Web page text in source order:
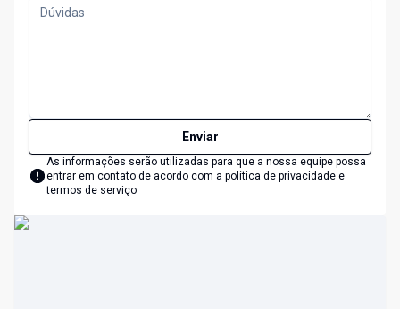
Enviar
As informações serão utilizadas para que a nossa equipe possa
entrar em contato de acordo com a política de privacidade e
termos de serviço